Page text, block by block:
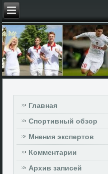
Главная
Спортивный обзор
Мнения экспертов
Комментарии
Архив записей